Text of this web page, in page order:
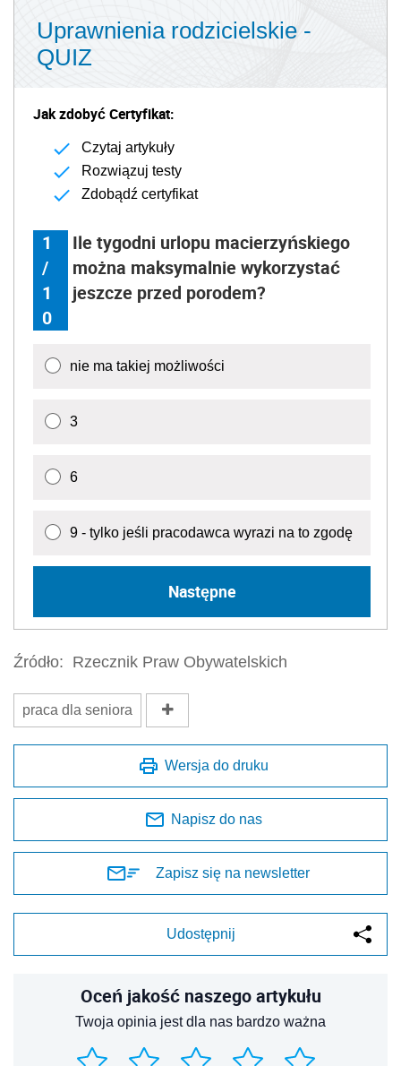
Uprawnienia rodzicielskie -
QUIZ
Jak zdobyć Certyfikat:
Czytaj artykuły
Rozwiązuj testy
Zdobądź certyfikat
1
/
1
0
Ile tygodni urlopu macierzyńskiego
można maksymalnie wykorzystać
jeszcze przed porodem?
nie ma takiej możliwości
3
6
9 - tylko jeśli pracodawca wyrazi na to zgodę
Następne
Źródło: Rzecznik Praw Obywatelskich
praca dla seniora
Wersja do druku
Napisz do nas
Zapisz się na newsletter
Udostępnij
Oceń jakość naszego artykułu
Twoja opinia jest dla nas bardzo ważna